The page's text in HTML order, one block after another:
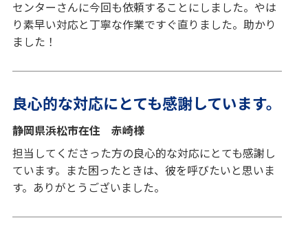
センターさんに今回も依頼することにしました。やは
り素早い対応と丁寧な作業ですぐ直りました。助かり
ました！
良心的な対応にとても感謝しています。
静岡県浜松市在住 赤崎様
担当してくださった方の良心的な対応にとても感謝し
ています。また困ったときは、彼を呼びたいと思いま
す。ありがとうございました。